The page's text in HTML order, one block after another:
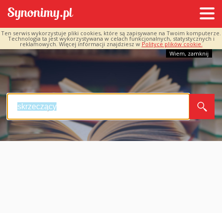
Ten serwis wykorzystuje pliki cookies, które są zapisywane na Twoim komputerze.
Technologia ta jest wykorzystywana w celach funkcjonalnych, statystycznych i
reklamowych. Więcej informacji znajdziesz w Polityce plików cookie.
Wiem, zamknij